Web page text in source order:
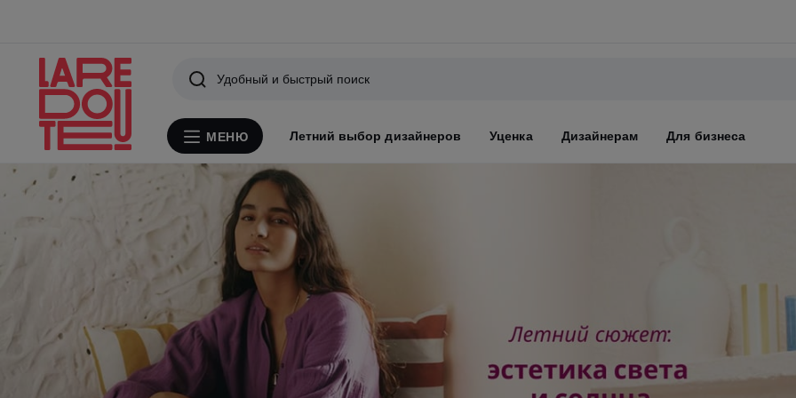
Redoute
Меню
МЕНЮ Летний выбор дизайнеров Уценка Дизайнерам Для бизнеса
Поиск
Смотреть
коллекцию